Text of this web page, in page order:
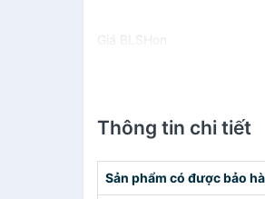
Giá BLSHon
Thông tin chi tiết
Sản phẩm có được bảo